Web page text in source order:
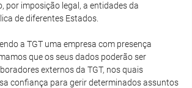
por imposição legal, a entidades da
de diferentes Estados.
a TGT uma empresa com presença
que os seus dados poderão ser
externos da TGT, nos quais
confiança para gerir determinados assuntos